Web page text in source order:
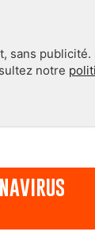
sans
notre